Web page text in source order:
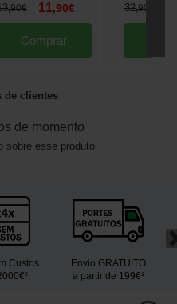
,90€ 11,90€
Comprar
32,90
de clientes
de momento
sobre esse produto
Custos
Envio GRATUITO
a partir de 199€¹